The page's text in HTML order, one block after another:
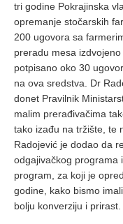
tri godine Pokrajinska
opremanje stočarskih
200 ugovora sa
preradu mesa
potpisano oko 30
na ova sredstva. Dr
donet Pravilnik
malim prerađivačima
tako izađu na tržište, te
Radojević je dodao da
odgajivačkog programa
program, za koji je
godine, kako bismo
bolju konverziju i prirast.